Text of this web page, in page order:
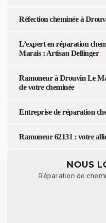
Réfection cheminée à
L’expert en réparation
Marais : Artisan Dellinger
Ramoneur à Drouvin Le
de votre cheminée
Entreprise de réparation
Ramoneur 62131 : votre
NOUS
Réparation de